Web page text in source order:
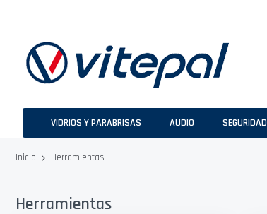
VIDRIOS Y PARABRISAS AUDIO SEGURIDAD
Inicio Herramientas
Herramientas